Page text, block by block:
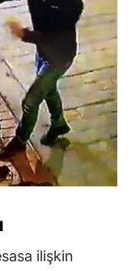
ilişkin